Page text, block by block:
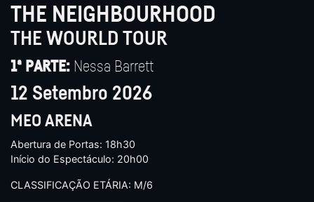
THE NEIGHBOURHOOD
THE WOURLD TOUR
1ª PARTE: Nessa Barrett
12 Setembro 2026
MEO ARENA
Abertura de Portas: 18h30
Início do Espectáculo: 20h00
CLASSIFICAÇÃO ETÁRIA: M/6